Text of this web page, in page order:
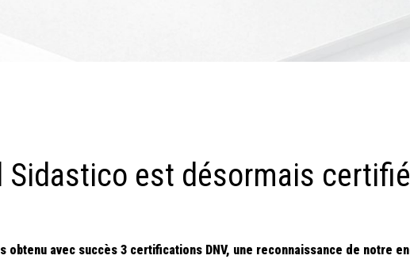
Sidastico est désormais
obtenu avec succès 3 certifications DNV, une reconnaissance de notre